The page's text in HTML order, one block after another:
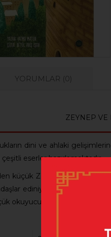
YORUMLAR (0)
ZEYNEP VE
dini ve ahlaki
eserler hazırlamaktadır.
küçük Zeynep’in
ediniyor ve
okuyucularını bekliyor.